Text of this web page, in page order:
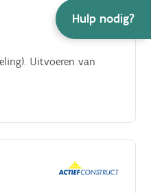
Hulp nodig?
Uitvoeren van